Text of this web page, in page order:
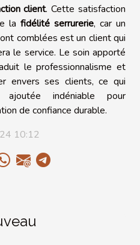
client. Cette satisfaction
la fidélité serrurerie, car un
comblées est un client qui
le service. Le soin apporté
le professionnalisme et
envers ses clients, ce qui
indéniable pour
de confiance durable.
10:12